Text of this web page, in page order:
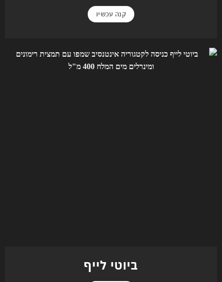
קנה עכשיו
ביוטי לייף